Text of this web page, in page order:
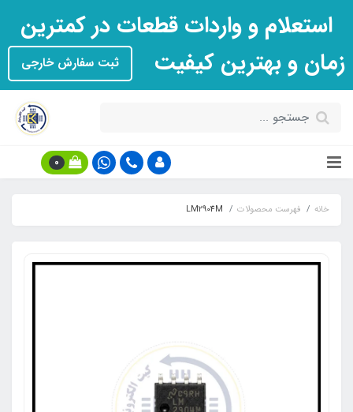
استعلام و واردات قطعات در کمترین
زمان و بهترین کیفیت
ثبت سفارش خارجی
0
خانه فهرست محصولات LM2904M